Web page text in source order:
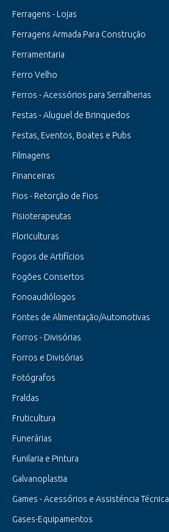
Ferragens - Lojas
Ferragens Armada Para Construção
Ferramentaria
Ferro Velho
Ferros - Acessórios para Serralherias
Festas - Aluguel de Brinquedos
Festas, Eventos, Boates e Pubs
Filmagens
Financeiras
Fios - Retorção de Fios
Fisioterapeutas
Floriculturas
Fogos de Artifícios
Fogões Consertos
Fonoaudiólogos
Fontes de Alimentação/Automotivas
Forros - Divisórias
Forros e Divisórias
Fotógrafos
Fraldas
Fruticultura
Funerárias
Funilaria e Pintura
Galvanoplastia
Games - Acessórios e Assisténcia Técnica
Gases-Equipamentos